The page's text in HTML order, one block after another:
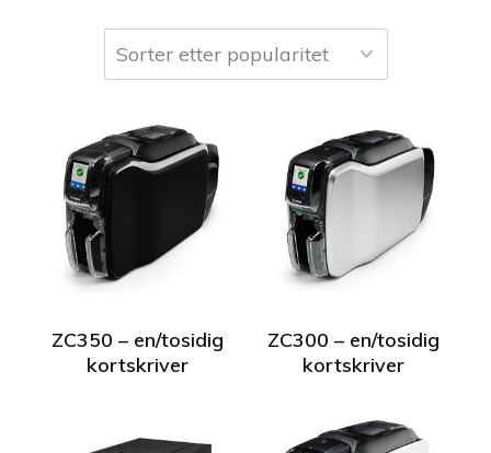
ZC350 – en/tosidig
kortskriver
ZC300 – en/tosidig
kortskriver